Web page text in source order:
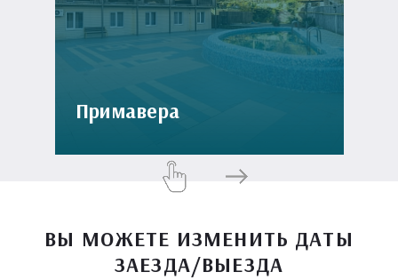
Примавера
ВЫ МОЖЕТЕ ИЗМЕНИТЬ ДАТЫ
ЗАЕЗДА/ВЫЕЗДА